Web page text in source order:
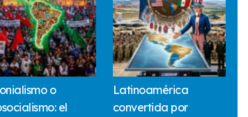
o
el
Latinoamérica
convertida por